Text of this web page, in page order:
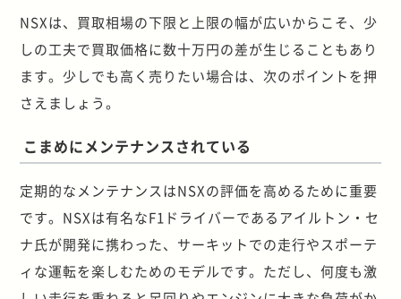
NSXは、買取相場の下限と上限の幅が広いからこそ、少
しの工夫で買取価格に数十万円の差が生じることもあり
ます。少しでも高く売りたい場合は、次のポイントを押
さえましょう。
こまめにメンテナンスされている
定期的なメンテナンスはNSXの評価を高めるために重要
です。NSXは有名なF1ドライバーであるアイルトン・セ
ナ氏が開発に携わった、サーキットでの走行やスポーテ
ィな運転を楽しむためのモデルです。ただし、何度も激